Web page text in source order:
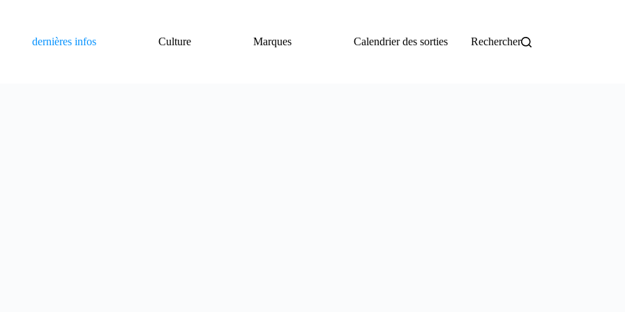
dernières infos
Culture Marques Calendrier des sorties Rechercher